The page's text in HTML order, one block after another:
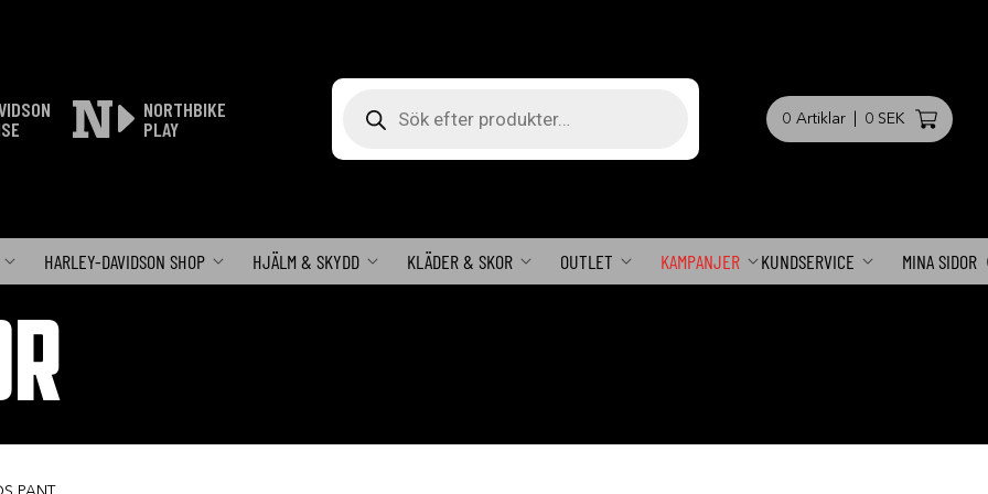
NORTHBIKE
PLAY
0 Artiklar 0 SEK
HARLEY-DAVIDSON SHOP HJÄLM & SKYDD KLÄDER & SKOR OUTLET KAMPANJER KUNDSERVICE MINA SIDOR